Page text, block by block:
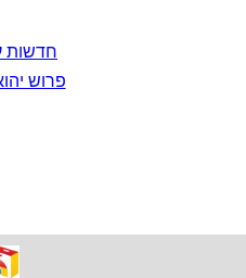
חדשות
פרוש